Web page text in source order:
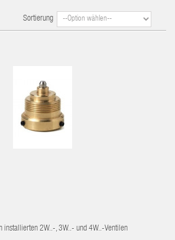
Sortierung
installierten 2W..-, 3W..- und 4W..-Ventilen